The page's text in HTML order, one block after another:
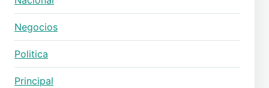
Negocios
Politica
Principal